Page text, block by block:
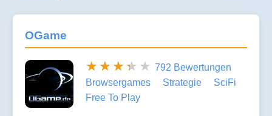
OGame
792 Bewertungen
Browsergames
Strategie
SciFi
Free To Play